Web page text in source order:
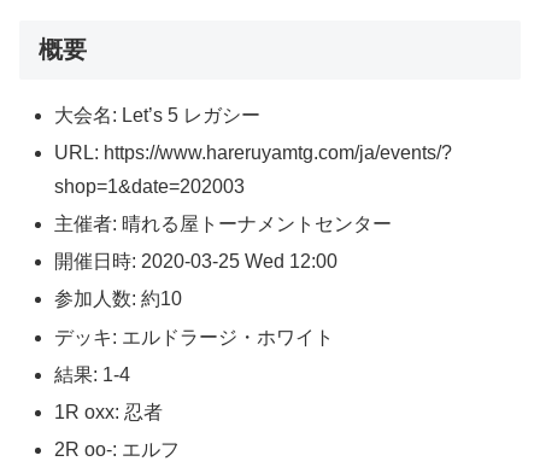
概要
大会名: Let’s 5 レガシー
URL: https://www.hareruyamtg.com/ja/events/?
shop=1&date=202003
主催者: 晴れる屋トーナメントセンター
開催日時: 2020-03-25 Wed 12:00
参加人数: 約10
デッキ: エルドラージ・ホワイト
結果: 1-4
1R oxx: 忍者
2R oo-: エルフ